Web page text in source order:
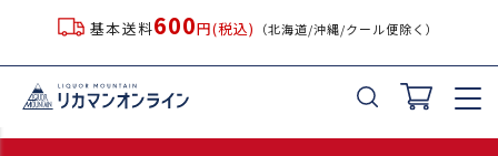
基本送料600円(税込) （北海道/沖縄/クール便除く）
キーワード